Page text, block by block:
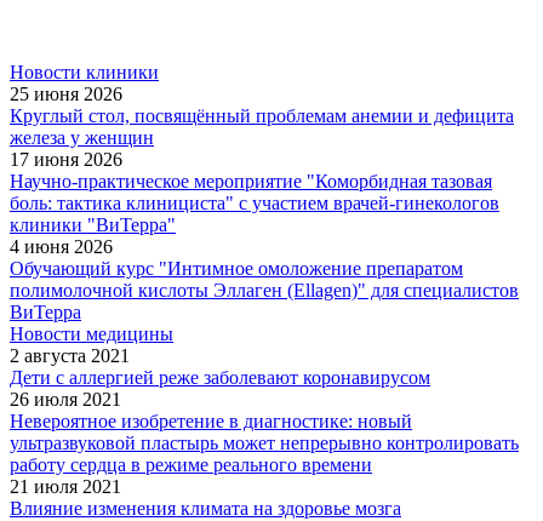
Новости клиники
25 июня 2026
Круглый стол, посвящённый проблемам анемии и дефицита
железа у женщин
17 июня 2026
Научно-практическое мероприятие "Коморбидная тазовая
боль: тактика клинициста" с участием врачей-гинекологов
клиники "ВиТерра"
4 июня 2026
Обучающий курс "Интимное омоложение препаратом
полимолочной кислоты Эллаген (Ellagen)" для специалистов
ВиТерра
Новости медицины
2 августа 2021
Дети с аллергией реже заболевают коронавирусом
26 июля 2021
Невероятное изобретение в диагностике: новый
ультразвуковой пластырь может непрерывно контролировать
работу сердца в режиме реального времени
21 июля 2021
Влияние изменения климата на здоровье мозга